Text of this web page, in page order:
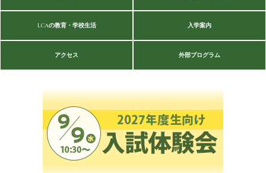
LCAの教育・学校生活 入学案内
アクセス 外部プログラム